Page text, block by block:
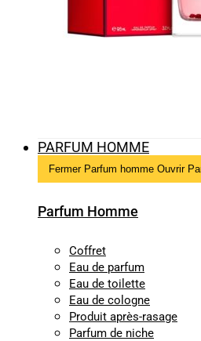
PARFUM HOMME
Fermer Parfum homme Ouvrir
Parfum Homme
Coffret
Eau de parfum
Eau de toilette
Eau de cologne
Produit après-rasage
Parfum de niche